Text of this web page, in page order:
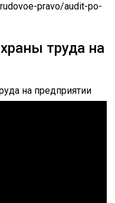
pravo/audit-po-
труда на
на предприятии